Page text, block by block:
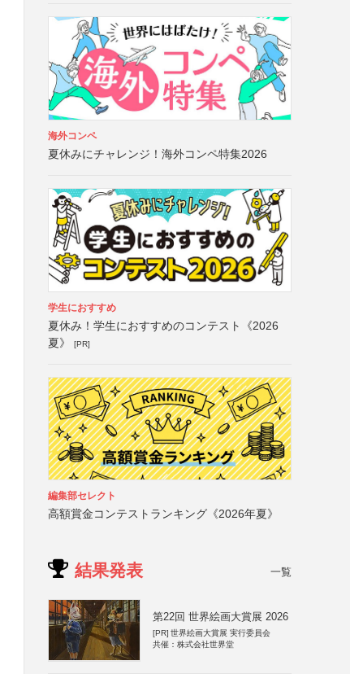
海外コンペ
夏休みにチャレンジ！海外コンペ特集2026
学生におすすめ
夏休み！学生におすすめのコンテスト《2026
夏》
[PR]
編集部セレクト
高額賞金コンテストランキング《2026年夏》
結果発表 一覧
第22回 世界絵画大賞展 2026
[PR] 世界絵画大賞展 実行委員会
共催：株式会社世界堂